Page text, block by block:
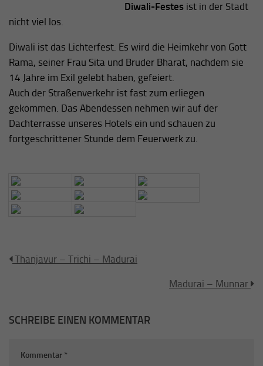
Diwali-Festesist in der Stadt
nicht viel los.
Diwali ist das Lichterfest. Es wird die Heimkehr von Gott
Rama, seiner Frau Sita und Bruder Bharat, nachdem sie
14 Jahre im Exil gelebt haben, gefeiert.
Auch der Straßenverkehr ist fast zum erliegen
gekommen. Das Abendessen nehmen wir auf der
Dachterrasse unseres Hotels ein und schauen zu
fortgeschrittener Stunde dem Feuerwerk zu.
Thanjavur – Trichi – Madurai
Madurai – Munnar
SCHREIBE EINEN KOMMENTAR
Kommentar *